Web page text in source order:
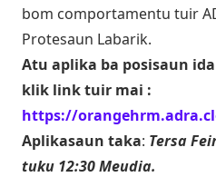
bom comportamentu tuir
Protesaun Labarik.
Atu aplika ba posisaun
klik link tuir mai :
https://
Aplikasaun taka: Tersa
tuku 12:30 Meudia.